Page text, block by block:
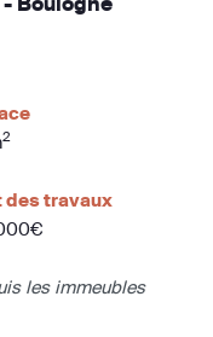
2
des travaux
les immeubles